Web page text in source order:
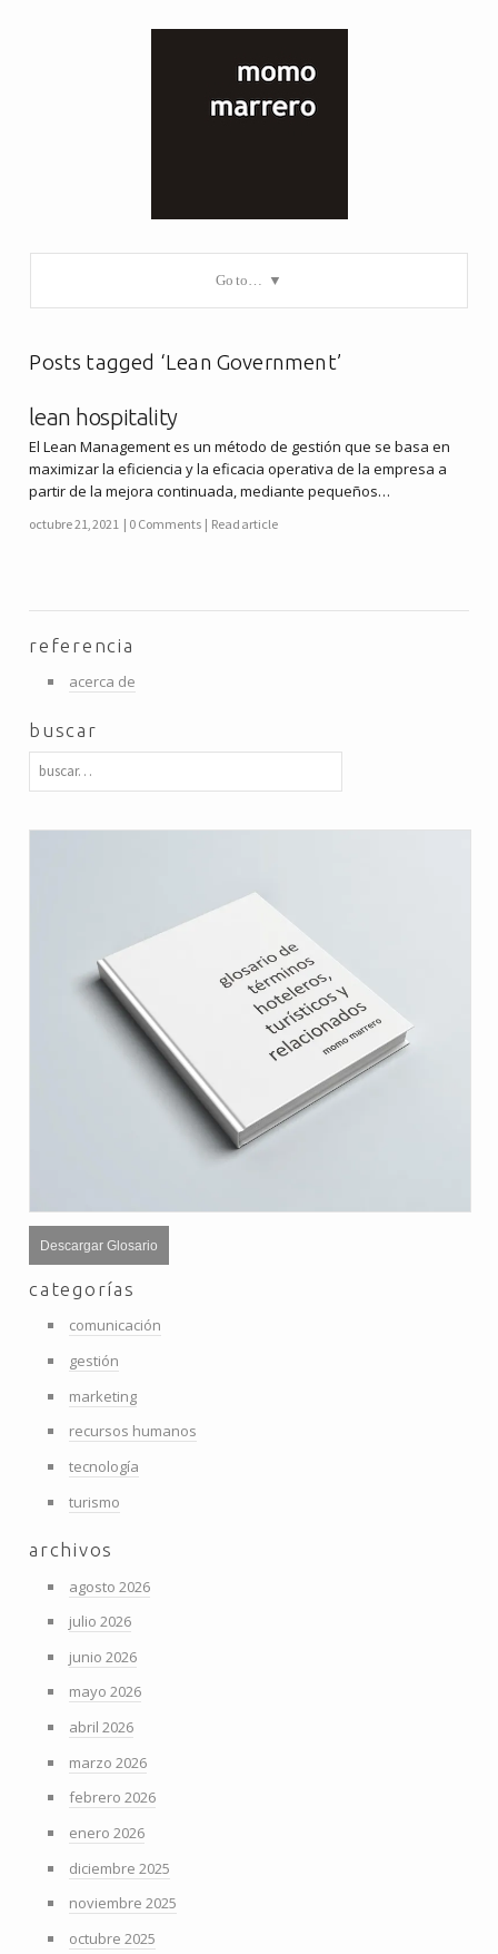
Go to…
Posts tagged ‘Lean Government’
lean hospitality
El Lean Management es un método de gestión que se basa en
maximizar la eficiencia y la eficacia operativa de la empresa a
partir de la mejora continuada, mediante pequeños…
octubre 21, 2021 0 Comments Read article
referencia
acerca de
buscar
Descargar Glosario
categorías
comunicación
gestión
marketing
recursos humanos
tecnología
turismo
archivos
agosto 2026
julio 2026
junio 2026
mayo 2026
abril 2026
marzo 2026
febrero 2026
enero 2026
diciembre 2025
noviembre 2025
octubre 2025